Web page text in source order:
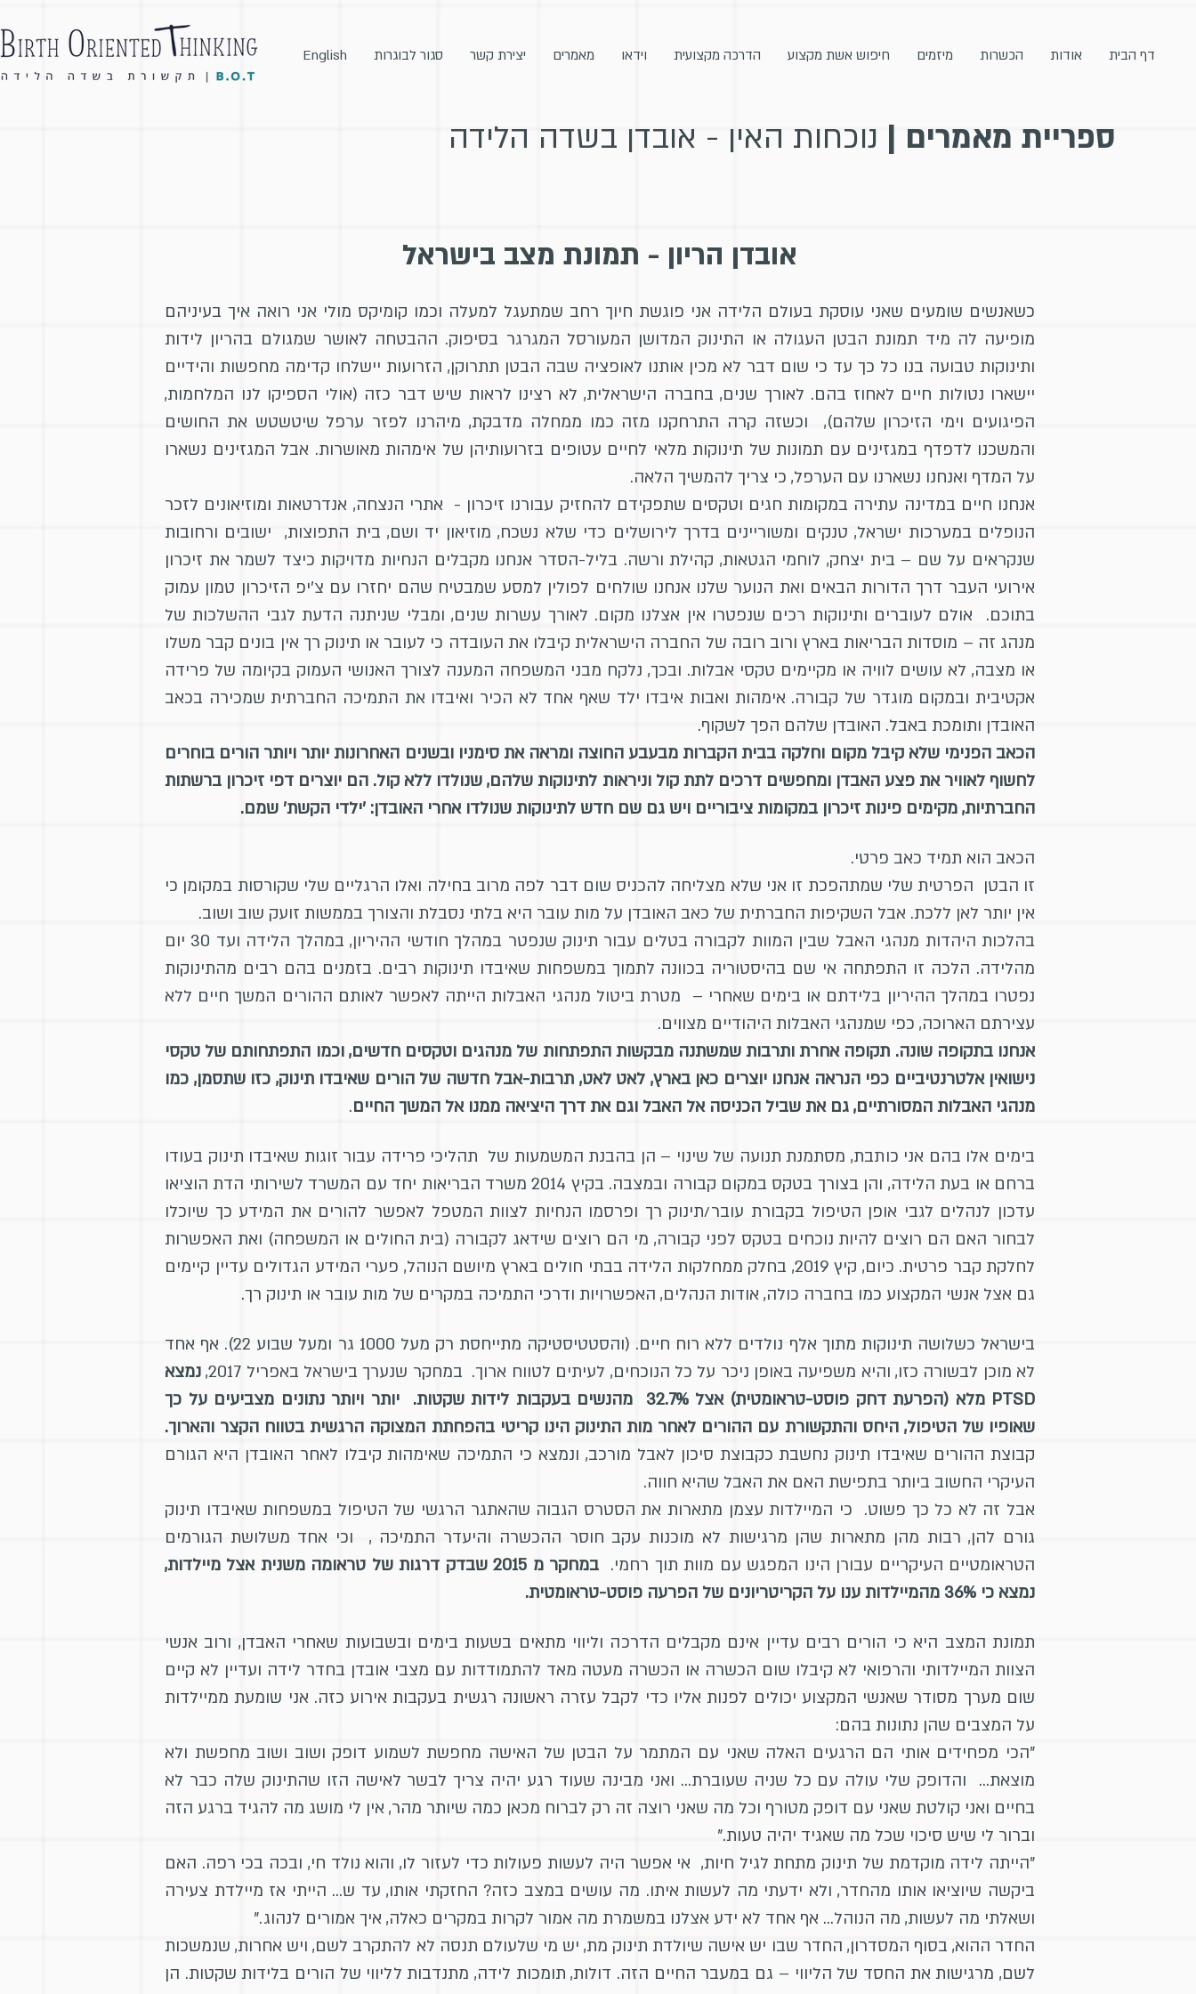
דף הבית אודות הכשרות מיזמים חיפוש אשת מקצוע הדרכה מקצועית וידאו מאמרים יצירת קשר סגור לבוגרות English
ספריית מאמרים | נוכחות האין - אובדן בשדה הלידה
אובדן הריון - תמונת מצב בישראל
כשאנשים שומעים שאני עוסקת בעולם הלידה אני פוגשת חיוך רחב שמתעגל למעלה וכמו קומיקס מולי אני רואה איך בעיניהם
מופיעה לה מיד תמונת הבטן העגולה או התינוק המדושן המעורסל המגרגר בסיפוק. ההבטחה לאושר שמגולם בהריון לידות
ותינוקות טבועה בנו כל כך עד כי שום דבר לא מכין אותנו לאופציה שבה הבטן תתרוקן, הזרועות יישלחו קדימה מחפשות והידיים
יישארו נטולות חיים לאחוז בהם. לאורך שנים, בחברה הישראלית, לא רצינו לראות שיש דבר כזה (אולי הספיקו לנו המלחמות,
הפיגועים וימי הזיכרון שלהם), וכשזה קרה התרחקנו מזה כמו ממחלה מדבקת, מיהרנו לפזר ערפל שיטשטש את החושים
והמשכנו לדפדף במגזינים עם תמונות של תינוקות מלאי לחיים עטופים בזרועותיהן של אימהות מאושרות. אבל המגזינים נשארו
על המדף ואנחנו נשארנו עם הערפל, כי צריך להמשיך הלאה.
אנחנו חיים במדינה עתירה במקומות חגים וטקסים שתפקידם להחזיק עבורנו זיכרון - אתרי הנצחה, אנדרטאות ומוזיאונים לזכר
הנופלים במערכות ישראל, טנקים ומשוריינים בדרך לירושלים כדי שלא נשכח, מוזיאון יד ושם, בית התפוצות, ישובים ורחובות
שנקראים על שם – בית יצחק, לוחמי הגטאות, קהילת ורשה. בליל-הסדר אנחנו מקבלים הנחיות מדויקות כיצד לשמר את זיכרון
אירועי העבר דרך הדורות הבאים ואת הנוער שלנו אנחנו שולחים לפולין למסע שמבטיח שהם יחזרו עם צ'יפ הזיכרון טמון עמוק
בתוכם. אולם לעוברים ותינוקות רכים שנפטרו אין אצלנו מקום. לאורך עשרות שנים, ומבלי שניתנה הדעת לגבי ההשלכות של
מנהג זה – מוסדות הבריאות בארץ ורוב רובה של החברה הישראלית קיבלו את העובדה כי לעובר או תינוק רך אין בונים קבר משלו
או מצבה, לא עושים לוויה או מקיימים טקסי אבלות. ובכך, נלקח מבני המשפחה המענה לצורך האנושי העמוק בקיומה של פרידה
אקטיבית ובמקום מוגדר של קבורה. אימהות ואבות איבדו ילד שאף אחד לא הכיר ואיבדו את התמיכה החברתית שמכירה בכאב
האובדן ותומכת באבל. האובדן שלהם הפך לשקוף.
הכאב הפנימי שלא קיבל מקום וחלקה בבית הקברות מבעבע החוצה ומראה את סימניו ובשנים האחרונות יותר ויותר הורים בוחרים
לחשוף לאוויר את פצע האבדן ומחפשים דרכים לתת קול וניראות לתינוקות שלהם, שנולדו ללא קול. הם יוצרים דפי זיכרון ברשתות
החברתיות, מקימים פינות זיכרון במקומות ציבוריים ויש גם שם חדש לתינוקות שנולדו אחרי האובדן: 'ילדי הקשת' שמם.
הכאב הוא תמיד כאב פרטי.
זו הבטן הפרטית שלי שמתהפכת זו אני שלא מצליחה להכניס שום דבר לפה מרוב בחילה ואלו הרגליים שלי שקורסות במקומן כי
אין יותר לאן ללכת. אבל השקיפות החברתית של כאב האובדן על מות עובר היא בלתי נסבלת והצורך בממשות זועק שוב ושוב.
בהלכות היהדות מנהגי האבל שבין המוות לקבורה בטלים עבור תינוק שנפטר במהלך חודשי ההיריון, במהלך הלידה ועד 30 יום
מהלידה. הלכה זו התפתחה אי שם בהיסטוריה בכוונה לתמוך במשפחות שאיבדו תינוקות רבים. בזמנים בהם רבים מהתינוקות
נפטרו במהלך ההיריון בלידתם או בימים שאחרי – מטרת ביטול מנהגי האבלות הייתה לאפשר לאותם ההורים המשך חיים ללא
עצירתם הארוכה, כפי שמנהגי האבלות היהודיים מצווים.
אנחנו בתקופה שונה. תקופה אחרת ותרבות שמשתנה מבקשות התפתחות של מנהגים וטקסים חדשים, וכמו התפתחותם של טקסי
נישואין אלטרנטיביים כפי הנראה אנחנו יוצרים כאן בארץ, לאט לאט, תרבות-אבל חדשה של הורים שאיבדו תינוק, כזו שתסמן, כמו
מנהגי האבלות המסורתיים, גם את שביל הכניסה אל האבל וגם את דרך היציאה ממנו אל המשך החיים.
בימים אלו בהם אני כותבת, מסתמנת תנועה של שינוי – הן בהבנת המשמעות של תהליכי פרידה עבור זוגות שאיבדו תינוק בעודו
ברחם או בעת הלידה, והן בצורך בטקס במקום קבורה ובמצבה. בקיץ 2014 משרד הבריאות יחד עם המשרד לשירותי הדת הוציאו
עדכון לנהלים לגבי אופן הטיפול בקבורת עובר/תינוק רך ופרסמו הנחיות לצוות המטפל לאפשר להורים את המידע כך שיוכלו
לבחור האם הם רוצים להיות נוכחים בטקס לפני קבורה, מי הם רוצים שידאג לקבורה (בית החולים או המשפחה) ואת האפשרות
לחלקת קבר פרטית. כיום, קיץ 2019, בחלק ממחלקות הלידה בבתי חולים בארץ מיושם הנוהל, פערי המידע הגדולים עדיין קיימים
גם אצל אנשי המקצוע כמו בחברה כולה, אודות הנהלים, האפשרויות ודרכי התמיכה במקרים של מות עובר או תינוק רך.
בישראל כשלושה תינוקות מתוך אלף נולדים ללא רוח חיים. (והסטטיסטיקה מתייחסת רק מעל 1000 גר ומעל שבוע 22). אף אחד
לא מוכן לבשורה כזו, והיא משפיעה באופן ניכר על כל הנוכחים, לעיתים לטווח ארוך. במחקר שנערך בישראל באפריל 2017,
נמצא
PTSD מלא (הפרעת דחק פוסט-טראומטית) אצל 32.7% מהנשים בעקבות לידות שקטות. יותר ויותר נתונים מצביעים על כך
שאופיו של הטיפול, היחס והתקשורת עם ההורים לאחר מות התינוק הינו קריטי בהפחתת המצוקה הרגשית בטווח הקצר והארוך.
קבוצת ההורים שאיבדו תינוק נחשבת כקבוצת סיכון לאבל מורכב, ונמצא כי התמיכה שאימהות קיבלו לאחר האובדן היא הגורם
העיקרי החשוב ביותר בתפישת האם את האבל שהיא חווה.
אבל זה לא כל כך פשוט. כי המיילדות עצמן מתארות את הסטרס הגבוה שהאתגר הרגשי של הטיפול במשפחות שאיבדו תינוק
גורם להן, רבות מהן מתארות שהן מרגישות לא מוכנות עקב חוסר ההכשרה והיעדר התמיכה , וכי אחד משלושת הגורמים
הטראומטיים העיקריים עבורן הינו המפגש עם מוות תוך רחמי.
במחקר מ 2015 שבדק דרגות של טראומה משנית אצל מיילדות,
נמצא כי 36% מהמיילדות ענו על הקריטריונים של הפרעה פוסט-טראומטית.
תמונת המצב היא כי הורים רבים עדיין אינם מקבלים הדרכה וליווי מתאים בשעות בימים ובשבועות שאחרי האבדן, ורוב אנשי
הצוות המיילדותי והרפואי לא קיבלו שום הכשרה או הכשרה מעטה מאד להתמודדות עם מצבי אובדן בחדר לידה ועדיין לא קיים
שום מערך מסודר שאנשי המקצוע יכולים לפנות אליו כדי לקבל עזרה ראשונה רגשית בעקבות אירוע כזה. אני שומעת ממיילדות
על המצבים שהן נתונות בהם:
"הכי מפחידים אותי הם הרגעים האלה שאני עם המתמר על הבטן של האישה מחפשת לשמוע דופק ושוב ושוב מחפשת ולא
מוצאת… והדופק שלי עולה עם כל שניה שעוברת… ואני מבינה שעוד רגע יהיה צריך לבשר לאישה הזו שהתינוק שלה כבר לא
בחיים ואני קולטת שאני עם דופק מטורף וכל מה שאני רוצה זה רק לברוח מכאן כמה שיותר מהר, אין לי מושג מה להגיד ברגע הזה
וברור לי שיש סיכוי שכל מה שאגיד יהיה טעות."
"הייתה לידה מוקדמת של תינוק מתחת לגיל חיות, אי אפשר היה לעשות פעולות כדי לעזור לו, והוא נולד חי, ובכה בכי רפה. האם
ביקשה שיוציאו אותו מהחדר, ולא ידעתי מה לעשות איתו. מה עושים במצב כזה? החזקתי אותו, עד ש… הייתי אז מיילדת צעירה
ושאלתי מה לעשות, מה הנוהל… אף אחד לא ידע אצלנו במשמרת מה אמור לקרות במקרים כאלה, איך אמורים לנהוג."
החדר ההוא, בסוף המסדרון, החדר שבו יש אישה שיולדת תינוק מת, יש מי שלעולם תנסה לא להתקרב לשם, ויש אחרות, שנמשכות
לשם, מרגישות את החסד של הליווי – גם במעבר החיים הזה. דולות, תומכות לידה, מתנדבות לליווי של הורים בלידות שקטות. הן